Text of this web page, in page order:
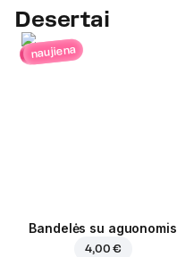
Desertai
naujiena
Bandelės su aguonomis
4,00 €